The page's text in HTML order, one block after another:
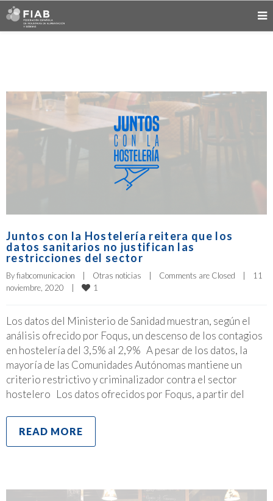
Juntos con la Hostelería reitera que los
datos sanitarios no justifican las
restricciones del sector
By fiabcomunicacion Otras noticias Comments are Closed
11
noviembre, 2020
1
Los datos del Ministerio de Sanidad muestran, según el
análisis ofrecido por Foqus, un descenso de los contagios
en hostelería del 3,5% al 2,9% A pesar de los datos, la
mayoría de las Comunidades Autónomas mantiene un
criterio restrictivo y criminalizador contra el sector
hostelero Los datos ofrecidos por Foqus, a partir del
READ MORE